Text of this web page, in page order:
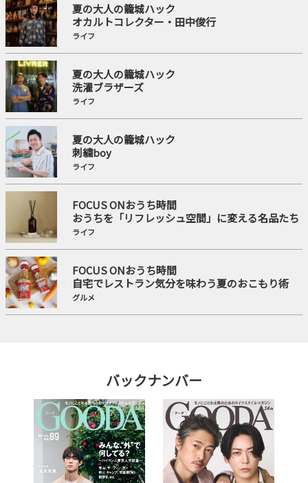
夏の大人の籠城ハック
オカルトコレクター・田中俊行
ライフ
夏の大人の籠城ハック
洗濯ブラザーズ
ライフ
夏の大人の籠城ハック
刺繍boy
ライフ
FOCUS ONおうち時間
おうちを「リフレッシュ空間」に変える名品たち
ライフ
FOCUS ONおうち時間
自宅でレストラン気分を味わう夏のおこもり術
グルメ
バックナンバー